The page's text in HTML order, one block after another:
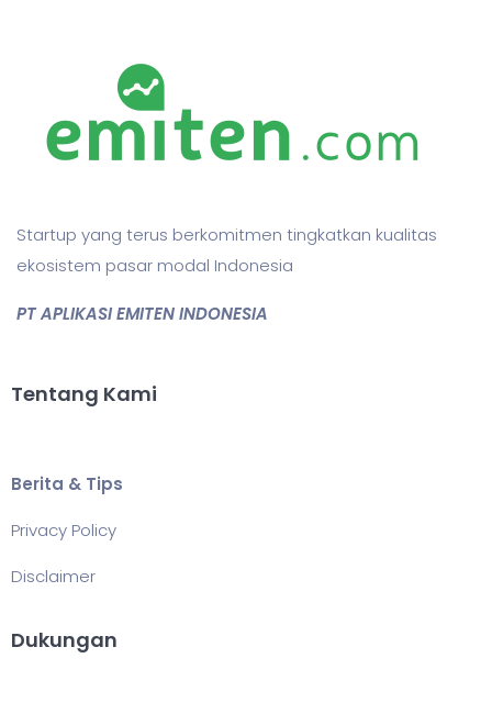
Startup yang terus berkomitmen tingkatkan kualitas
ekosistem pasar modal Indonesia
PT APLIKASI EMITEN INDONESIA
Tentang Kami
Berita & Tips
Privacy Policy
Disclaimer
Dukungan